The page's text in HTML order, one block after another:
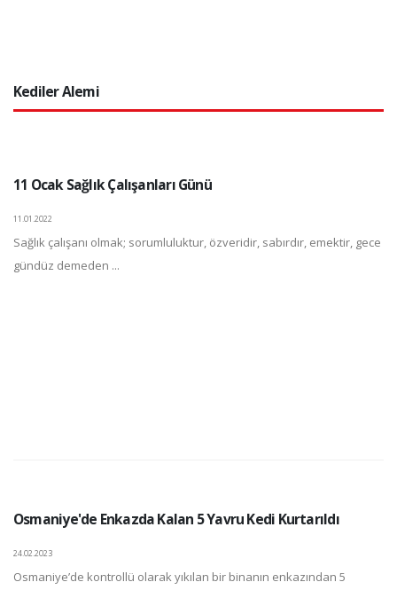
Kediler Alemi
11 Ocak Sağlık Çalışanları Günü
11.01.2022
Sağlık çalışanı olmak; sorumluluktur, özveridir, sabırdır, emektir, gece
gündüz demeden ...
Osmaniye'de Enkazda Kalan 5 Yavru Kedi Kurtarıldı
24.02.2023
Osmaniye’de kontrollü olarak yıkılan bir binanın enkazından 5